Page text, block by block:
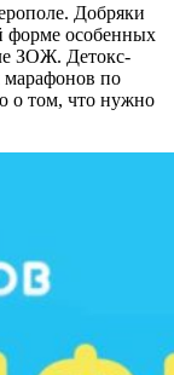
Добряки
форме особенных
ЗОЖ. Детокс-
марафонов по
о том, что нужно